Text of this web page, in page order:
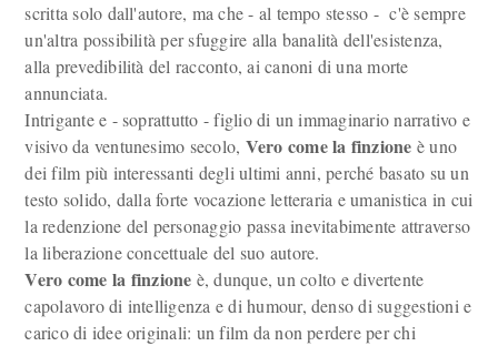
scritta solo dall'autore, ma che - al tempo stesso - c'è sempre
un'altra possibilità per sfuggire alla banalità dell'esistenza,
alla prevedibilità del racconto, ai canoni di una morte
annunciata.
Intrigante e - soprattutto - figlio di un immaginario narrativo e
visivo da ventunesimo secolo, Vero come la finzione è uno
dei film più interessanti degli ultimi anni, perché basato su un
testo solido, dalla forte vocazione letteraria e umanistica in cui
la redenzione del personaggio passa inevitabimente attraverso
la liberazione concettuale del suo autore.
Vero come la finzione è, dunque, un colto e divertente
capolavoro di intelligenza e di humour, denso di suggestioni e
carico di idee originali: un film da non perdere per chi